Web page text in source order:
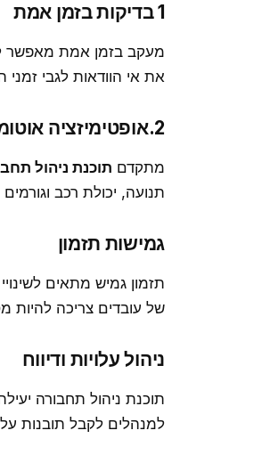
1 בדיקות בזמן אמת
מעקב בזמן אמת מאפשר
את אי הוודאות לגבי זמני
2.אופטימיזציה אוטומטית
מתקדם תוכנת ניהול
תנועה, יכולת רכב
גמישות תזמון
תזמון גמיש מתאים
של עובדים צריכה להיות
ניהול עלויות ודיווח
תוכנת ניהול תחבורה
למנהלים לקבל תובנות